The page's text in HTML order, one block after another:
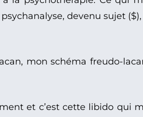
devenu sujet
mon schéma freudo-
et c’est cette libido qui